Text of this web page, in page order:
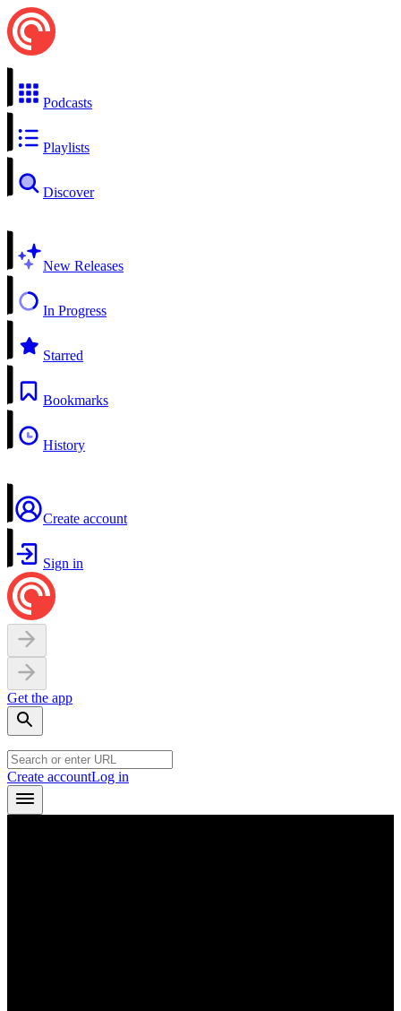
Podcasts
Playlists
Discover
New Releases
In Progress
Starred
Bookmarks
History
Create account
Sign in
Get the app
Create accountLog in